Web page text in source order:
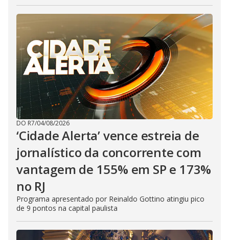
DO R7/04/08/2026
‘Cidade Alerta’ vence estreia de
jornalístico da concorrente com
vantagem de 155% em SP e 173%
no RJ
Programa apresentado por Reinaldo Gottino atingiu pico
de 9 pontos na capital paulista